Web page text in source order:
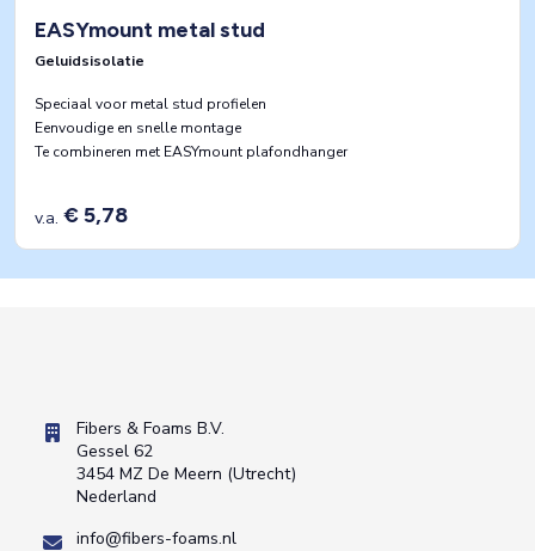
EASYmount metal stud
Geluidsisolatie
Speciaal voor metal stud profielen
Eenvoudige en snelle montage
Te combineren met EASYmount plafondhanger
v.a. € 5,78
Fibers & Foams B.V.
Gessel 62
3454 MZ De Meern (Utrecht)
Nederland
info@fibers-foams.nl